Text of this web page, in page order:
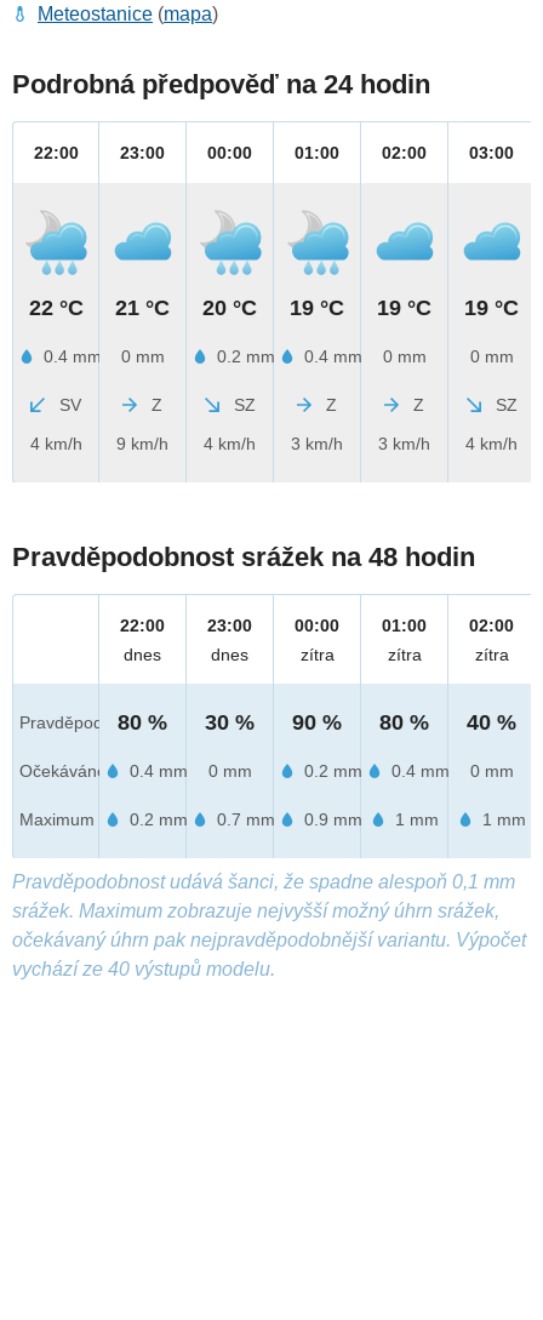
Meteostanice (mapa)
Podrobná předpověď na 24 hodin
22:00
22 °C
0.4 mm
SV
4 km/h
23:00
21 °C
0 mm
Z
9 km/h
00:00
20 °C
0.2 mm
SZ
4 km/h
01:00
19 °C
0.4 mm
Z
3 km/h
02:00
19 °C
0 mm
Z
3 km/h
03:00
19 °C
0 mm
SZ
4 km/h
Pravděpodobnost srážek na 48 hodin
Pravděpod.
Očekáváno
Maximum
22:00
dnes
80 %
0.4 mm
0.2 mm
23:00
dnes
30 %
0 mm
0.7 mm
00:00
zítra
90 %
0.2 mm
0.9 mm
01:00
zítra
80 %
0.4 mm
1 mm
02:00
zítra
40 %
0 mm
1 mm
Pravděpodobnost udává šanci, že spadne alespoň 0,1 mm
srážek. Maximum zobrazuje nejvyšší možný úhrn srážek,
očekávaný úhrn pak nejpravděpodobnější variantu. Výpočet
vychází ze 40 výstupů modelu.